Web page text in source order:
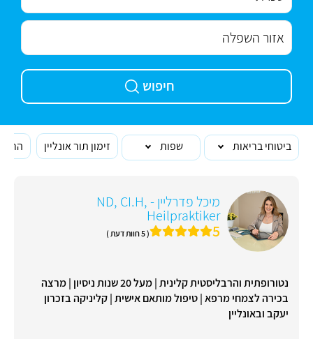
חיפוש
ביטוחי בריאות שפות זימון תור אונליין
מיכל פדרליין - ND, CI.H,
Heilpraktiker
5 ( 5 חוות דעת )
נטורופתית והרבליסטית קלינית | מעל 20 שנות ניסיון | מרצה
בכירה לצמחי מרפא | טיפול מותאם אישית | קליניקה בזכרון
יעקב ובאונליין